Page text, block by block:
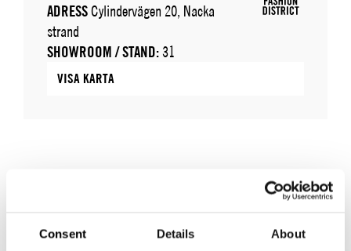
Consent Details About
ADRESSCylindervägen 20, Nacka
strand
SHOWROOM / STAND: 31
VISA KARTA
TILLBAKA TILL VARUMÄRKEN